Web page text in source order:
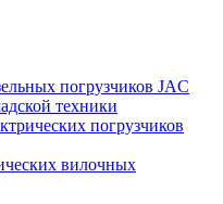
погрузчиков JAC
техники
погрузчиков
вилочных